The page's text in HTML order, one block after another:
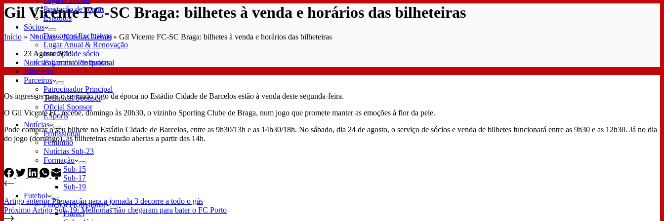
Prestação de contas
Estatutos
Sócios
Descontos Exclusivos
Lugar Anual & Renovação
Inscrição de sócio
Pagamento de quotas
Bilheteira
Parceiros
Patrocinador Principal
Technical Sponsor
Oficial Sponsor
ESports
Notícias
Profissional
Feminino
Notícias Sub-23
Formação
Sub-15
Sub-17
Sub-19
Futebol
Futebol Profissional
Plantel
Gil Vicente FC-SC Braga: bilhetes à venda e horários das bilheteiras
Início » Notícias»Notícias Gerais» Gil Vicente FC-SC Braga: bilhetes à venda e horários das bilheteiras
23 Agosto 2019
Notícias Gerais/Profissional
Os ingressos para o segundo jogo da época no Estádio Cidade de Barcelos estão à venda deste segunda-feira.
O Gil Vicente FC recebe, domingo às 20h30, o vizinho Sporting Clube de Braga, num jogo que promete manter as emoções à flor da pele.
Pode comprar o seu bilhete no Estádio Cidade de Barcelos, entre as 9h30/13h e as 14h30/18h. No sábado, dia 24 de agosto, o serviço de sócios e venda de bilhetes funcionará entre as 9h30 e as 12h30. Já no dia
do jogo (domingo), as bilheteiras estarão abertas a partir das 14h.
ArtigoanteriorPreparação para a jornada 3 decorre a todo o gás
Próximo Artigo Sub-19: Melhorias não chegaram para bater o FC Porto